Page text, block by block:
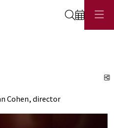
Cerca
Cohen, director